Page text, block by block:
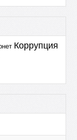
Коррупция